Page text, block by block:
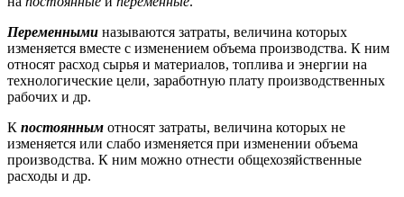
Переменными называются затраты, величина которых
изменяется вместе с изменением объема производства. К ним
относят расход сырья и материалов, топлива и энергии на
технологические цели, заработную плату производственных
рабочих и др.
К постоянным относят затраты, величина которых не
изменяется или слабо изменяется при изменении объема
производства. К ним можно отнести общехозяйственные
расходы и др.